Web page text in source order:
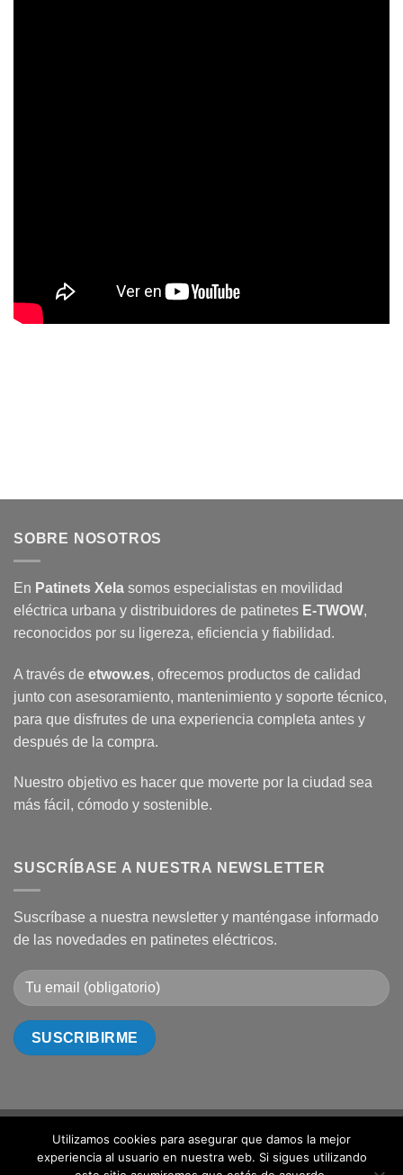
SOBRE NOSOTROS
En Patinets Xela somos especialistas en movilidad
eléctrica urbana y distribuidores de patinetes E-TWOW,
reconocidos por su ligereza, eficiencia y fiabilidad.
A través de etwow.es, ofrecemos productos de calidad
junto con asesoramiento, mantenimiento y soporte técnico,
para que disfrutes de una experiencia completa antes y
después de la compra.
Nuestro objetivo es hacer que moverte por la ciudad sea
más fácil, cómodo y sostenible.
SUSCRÍBASE A NUESTRA NEWSLETTER
Suscríbase a nuestra newsletter y manténgase informado
de las novedades en patinetes eléctricos.
Visa PayPal MasterCard
Cash
On
Bank
Transfer
Utilizamos cookies para asegurar que damos la mejor
experiencia al usuario en nuestra web. Si sigues utilizando